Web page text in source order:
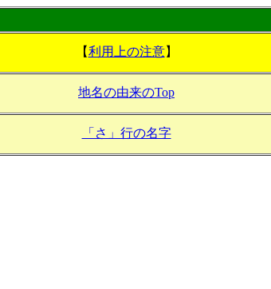
【利用上の注意】
地名の由来のTop
「さ」行の名字